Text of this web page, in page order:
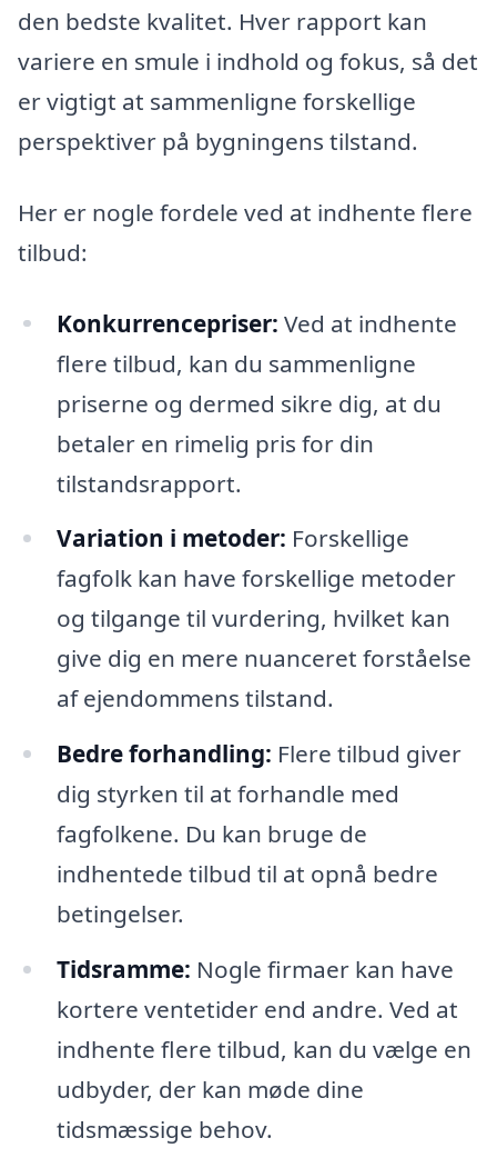
den bedste kvalitet. Hver rapport kan
variere en smule i indhold og fokus, så det
er vigtigt at sammenligne forskellige
perspektiver på bygningens tilstand.
Her er nogle fordele ved at indhente flere
tilbud:
Konkurrencepriser: Ved at indhente
flere tilbud, kan du sammenligne
priserne og dermed sikre dig, at du
betaler en rimelig pris for din
tilstandsrapport.
Variation i metoder: Forskellige
fagfolk kan have forskellige metoder
og tilgange til vurdering, hvilket kan
give dig en mere nuanceret forståelse
af ejendommens tilstand.
Bedre forhandling: Flere tilbud giver
dig styrken til at forhandle med
fagfolkene. Du kan bruge de
indhentede tilbud til at opnå bedre
betingelser.
Tidsramme: Nogle firmaer kan have
kortere ventetider end andre. Ved at
indhente flere tilbud, kan du vælge en
udbyder, der kan møde dine
tidsmæssige behov.